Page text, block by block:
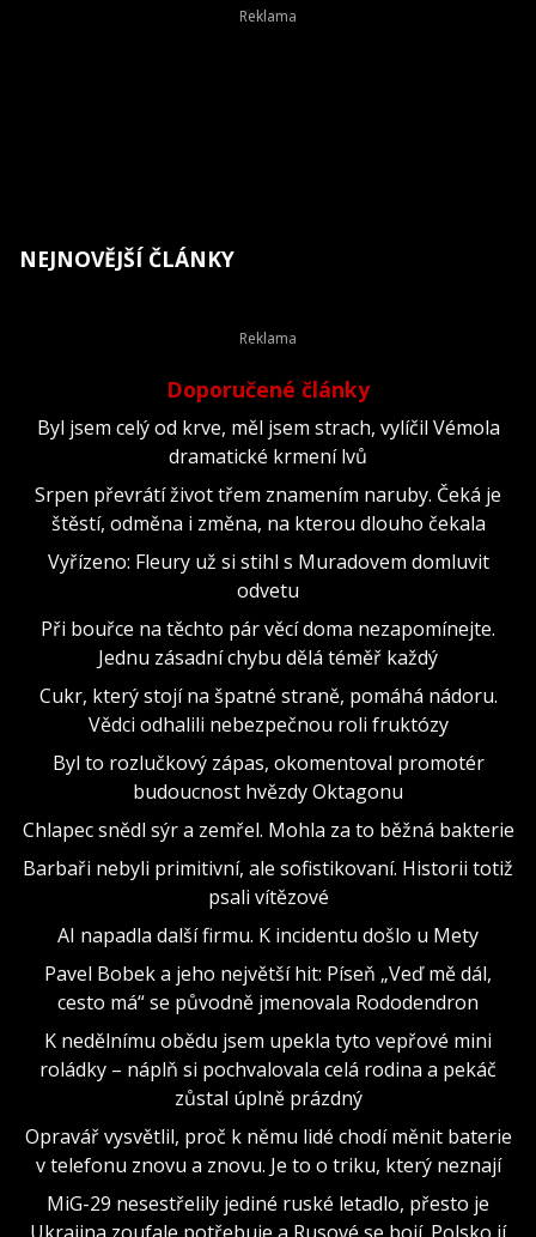
NEJNOVĚJŠÍ ČLÁNKY
Doporučené články
Byl jsem celý od krve, měl jsem strach, vylíčil Vémola
dramatické krmení lvů
Srpen převrátí život třem znamením naruby. Čeká je
štěstí, odměna i změna, na kterou dlouho čekala
Vyřízeno: Fleury už si stihl s Muradovem domluvit
odvetu
Při bouřce na těchto pár věcí doma nezapomínejte.
Jednu zásadní chybu dělá téměř každý
Cukr, který stojí na špatné straně, pomáhá nádoru.
Vědci odhalili nebezpečnou roli fruktózy
Byl to rozlučkový zápas, okomentoval promotér
budoucnost hvězdy Oktagonu
Chlapec snědl sýr a zemřel. Mohla za to běžná bakterie
Barbaři nebyli primitivní, ale sofistikovaní. Historii totiž
psali vítězové
AI napadla další firmu. K incidentu došlo u Mety
Pavel Bobek a jeho největší hit: Píseň „Veď mě dál,
cesto má“ se původně jmenovala Rododendron
K nedělnímu obědu jsem upekla tyto vepřové mini
roládky – náplň si pochvalovala celá rodina a pekáč
zůstal úplně prázdný
Opravář vysvětlil, proč k němu lidé chodí měnit baterie
v telefonu znovu a znovu. Je to o triku, který neznají
MiG-29 nesestřelily jediné ruské letadlo, přesto je